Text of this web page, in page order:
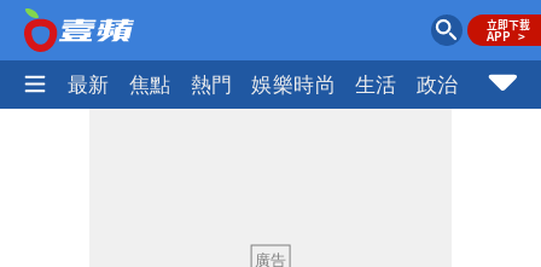
最新 焦點 熱門 娛樂時尚 生活 政治 社會